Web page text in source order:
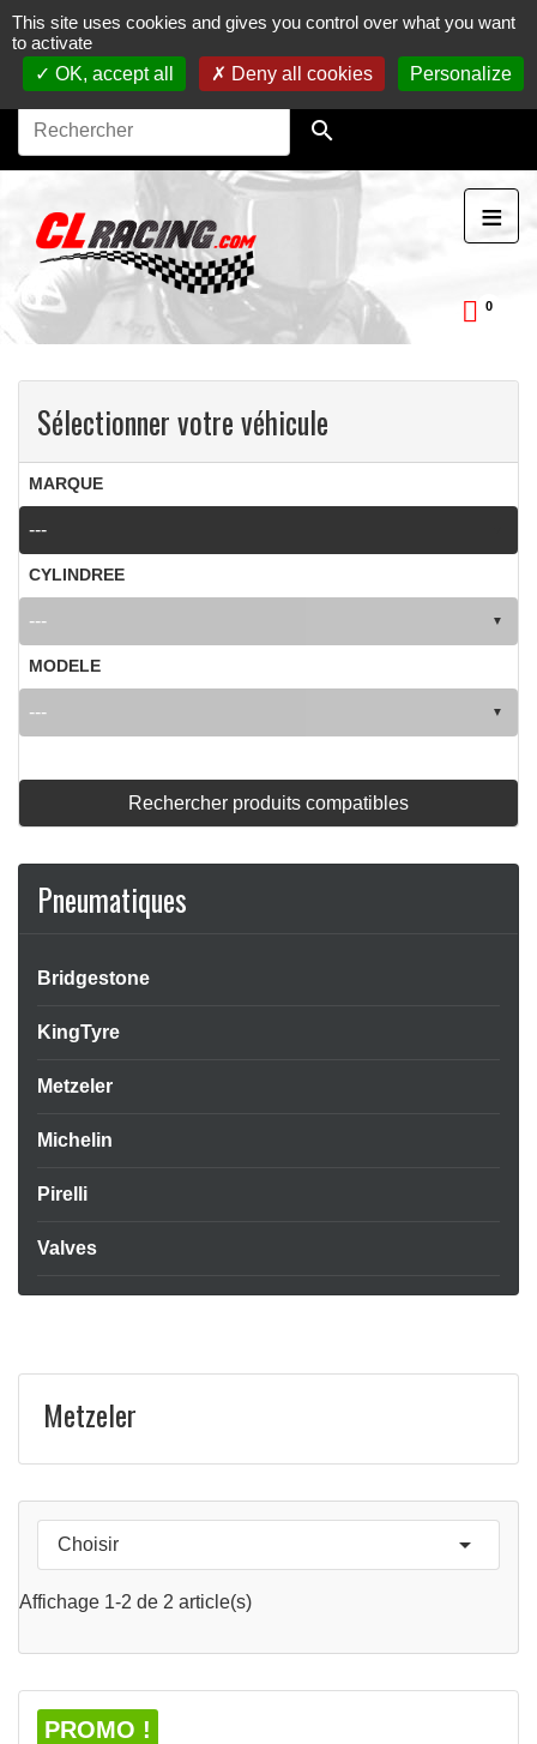
Journées, stages et baptêmes moto sur circuit.Vente en
ligne de pièces détachées moto.
préparation moto

≡
0
Sélectionner votre véhicule
MARQUE
CYLINDREE
MODELE
Rechercher produits compatibles
Pneumatiques
Bridgestone
KingTyre
Metzeler
Michelin
Pirelli
Valves
Metzeler
Choisir 
Affichage 1-2 de 2 article(s)
PROMO !
APERÇU RAPIDE
This site uses cookies and gives you control over what you want
to activate
OK, accept all
Deny all cookies Personalize